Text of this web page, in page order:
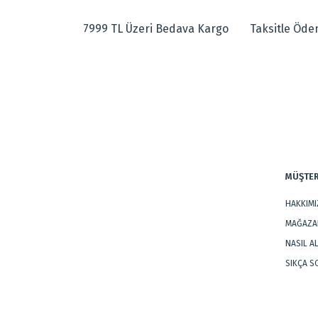
Ürün resmi kalitesiz, bozuk veya görüntülenemiyor.
7999 TL Üzeri Bedava Kargo Taksitle
NASIL
SIKÇA